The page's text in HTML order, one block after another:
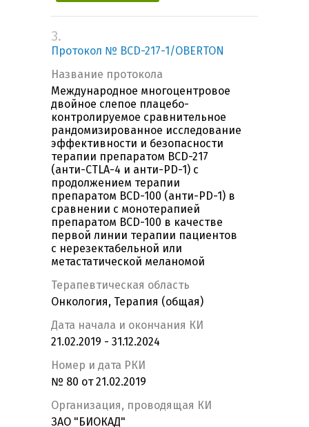
3.
Протокол № BCD-217-1/OBERTON
Название протокола
Международное многоцентровое
двойное слепое плацебо-
контролируемое сравнительное
рандомизированное исследование
эффективности и безопасности
терапии препаратом BCD-217
(анти-CTLA-4 и анти-PD-1) с
продолжением терапии
препаратом BCD-100 (анти-PD-1) в
сравнении с монотерапией
препаратом BCD-100 в качестве
первой линии терапии пациентов
с нерезектабельной или
метастатической меланомой
Терапевтическая область
Онкология, Терапия (общая)
Дата начала и окончания КИ
21.02.2019 - 31.12.2024
Номер и дата РКИ
№ 80 от 21.02.2019
Организация, проводящая КИ
ЗАО "БИОКАД"